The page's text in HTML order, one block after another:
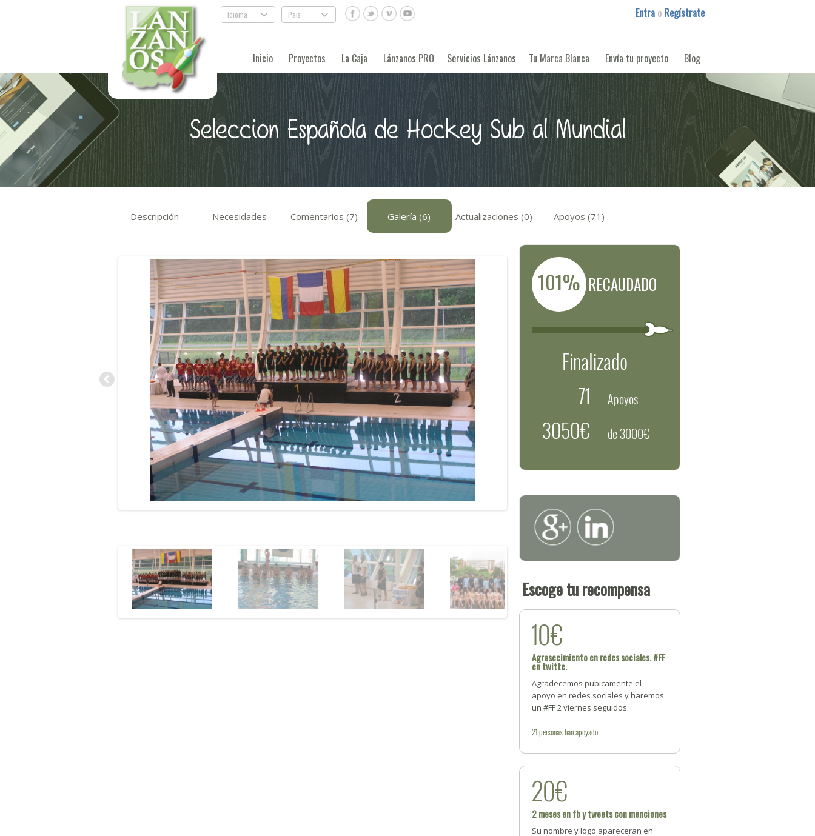
Idioma . País . Entra o Regístrate
Inicio Proyectos La Caja Lánzanos PRO Servicios Lánzanos Tu Marca Blanca Envía tu proyecto Blog
Seleccion Española de Hockey Sub al Mundial
Descripción Necesidades Comentarios (7) Galería (6) Actualizaciones (0) Apoyos (71)
101% RECAUDADO
Finalizado
71
3050€
Apoyos
de 3000€
Escoge tu recompensa
10€
Agrasecimiento en redes sociales. #FF
en twitte.
Agradecemos pubicamente el
apoyo en redes sociales y haremos
un #FF 2 viernes seguidos.
21personashan apoyado
20€
2 meses en fb y tweets con menciones
Su nombre y logo apareceran en